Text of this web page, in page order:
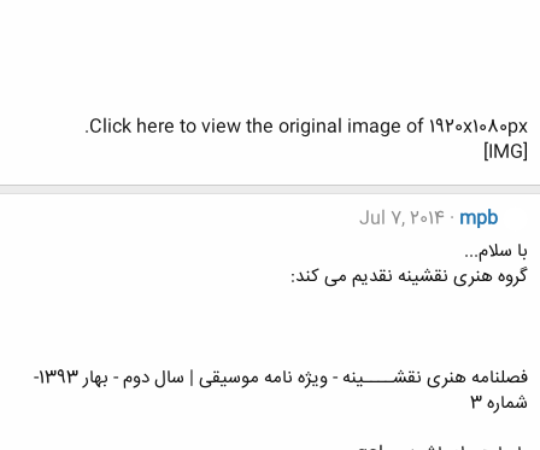
Click here to view the original image of 1920x1080px.
[IMG]
mpb
Jul 7, 2014
با سلام...
گروه هنری نقشینه نقدیم می کند:
فصلنامه هنری نقشــــینه - ویژه نامه موسیقی | سال دوم - بهار 1393-
شماره 3